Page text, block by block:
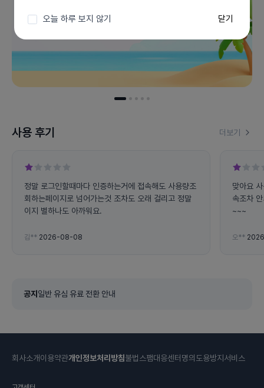
사용 후기 더보기
정말 로그인할때마다 인증하는거에 접속해도 사용량조
회하는페이지로 넘어가는것 조차도 오래 걸리고 정말
이지 별하나도 아까워요.
김** 2026-08-08
맞아요
속조차
~~~
오**
공지 일반 유심 유료 전환 안내
회사소개이용약관개인정보처리방침불법스팸대응센터 명의도용방지서비스
오늘 하루 보지 않기 닫기